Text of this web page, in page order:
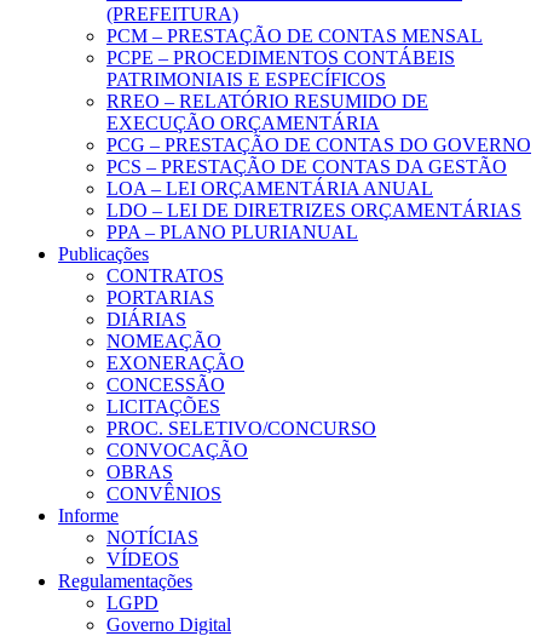
(PREFEITURA)
PCM – PRESTAÇÃO DE CONTAS MENSAL
PCPE – PROCEDIMENTOS CONTÁBEIS
PATRIMONIAIS E ESPECÍFICOS
RREO – RELATÓRIO RESUMIDO DE
EXECUÇÃO ORÇAMENTÁRIA
PCG – PRESTAÇÃO DE CONTAS DO GOVERNO
PCS – PRESTAÇÃO DE CONTAS DA GESTÃO
LOA – LEI ORÇAMENTÁRIA ANUAL
LDO – LEI DE DIRETRIZES ORÇAMENTÁRIAS
PPA – PLANO PLURIANUAL
Publicações
CONTRATOS
PORTARIAS
DIÁRIAS
NOMEAÇÃO
EXONERAÇÃO
CONCESSÃO
LICITAÇÕES
PROC. SELETIVO/CONCURSO
CONVOCAÇÃO
OBRAS
CONVÊNIOS
Informe
NOTÍCIAS
VÍDEOS
Regulamentações
LGPD
Governo Digital